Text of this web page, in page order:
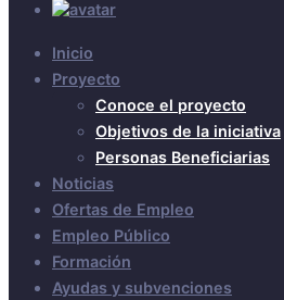
Inicio
Proyecto
Conoce el proyecto
Objetivos de la iniciativa
Personas Beneficiarias
Noticias
Ofertas de Empleo
Empleo Público
Formación
Ayudas y subvenciones